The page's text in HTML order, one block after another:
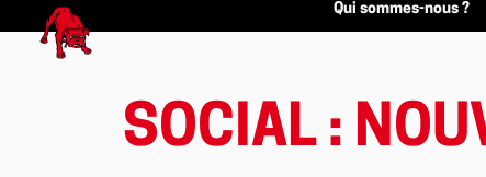
Qui sommes-nous ?
SOCIAL :